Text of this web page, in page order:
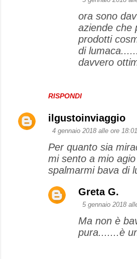
RISPONDI
ora sono
aziende che
prodotti
di
davvero
ilgustoinviaggio
4 gennaio 2018 alle ore 18:01
Per quanto sia
mi sento a mio
spalmarmi bava di
Greta G.
5 gennaio 2018
Ma non è
pura.......è